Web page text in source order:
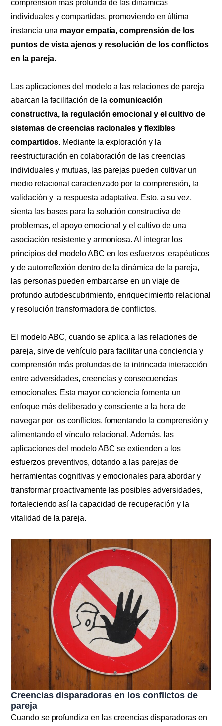
comprensión más profunda de las dinámicas
individuales y compartidas, promoviendo en última
instancia una mayor empatía, comprensión de los
puntos de vista ajenos y resolución de los conflictos
en la pareja.
Las aplicaciones del modelo a las relaciones de pareja
abarcan la facilitación de lacomunicación
constructiva, la regulación emocional y el cultivo de
sistemas de creencias racionales y flexibles
compartidos. Mediante la exploración y la
reestructuración en colaboración de las creencias
individuales y mutuas, las parejas pueden cultivar un
medio relacional caracterizado por la comprensión, la
validación y la respuesta adaptativa. Esto, a su vez,
sienta las bases para la solución constructiva de
problemas, el apoyo emocional y el cultivo de una
asociación resistente y armoniosa. Al integrar los
principios del modelo ABC en los esfuerzos terapéuticos
y de autorreflexión dentro de la dinámica de la pareja,
las personas pueden embarcarse en un viaje de
profundo autodescubrimiento, enriquecimiento relacional
y resolución transformadora de conflictos.
El modelo ABC, cuando se aplica a las relaciones de
pareja, sirve de vehículo para facilitar una conciencia y
comprensión más profundas de la intrincada interacción
entre adversidades, creencias y consecuencias
emocionales. Esta mayor conciencia fomenta un
enfoque más deliberado y consciente a la hora de
navegar por los conflictos, fomentando la comprensión y
alimentando el vínculo relacional. Además, las
aplicaciones del modelo ABC se extienden a los
esfuerzos preventivos, dotando a las parejas de
herramientas cognitivas y emocionales para abordar y
transformar proactivamente las posibles adversidades,
fortaleciendo así la capacidad de recuperación y la
vitalidad de la pareja.
Creencias disparadoras en los conflictos de
pareja
Cuando se profundiza en las creencias disparadoras en